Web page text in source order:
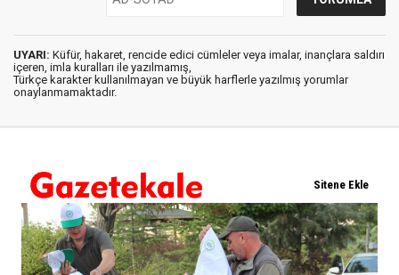
UYARI: Küfür, hakaret, rencide edici cümleler veya imalar, inançlara saldırı
içeren, imla kuralları ile yazılmamış,
Türkçe karakter kullanılmayan ve büyük harflerle yazılmış yorumlar
onaylanmamaktadır.